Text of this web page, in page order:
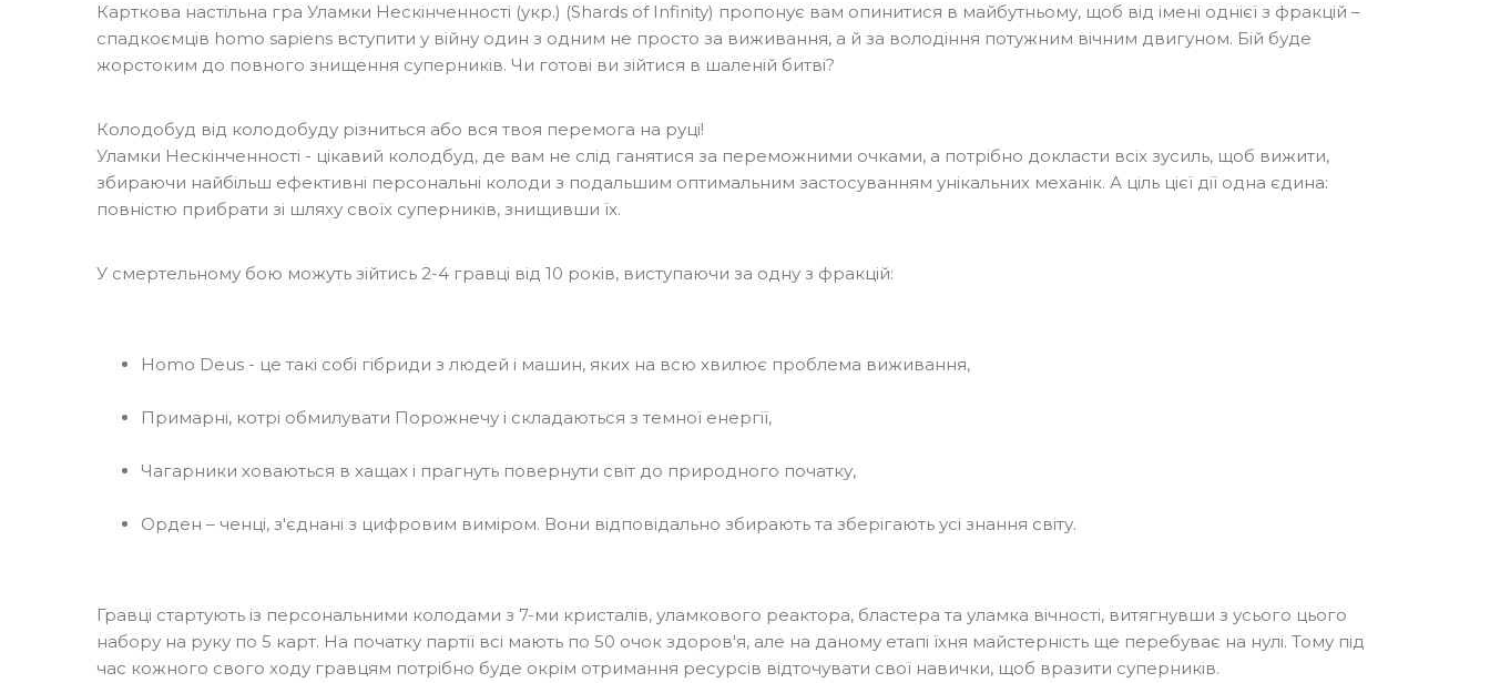
Карткова настільна гра Уламки Нескінченності (укр.) (Shards of Infinity) пропонує вам опинитися в майбутньому, щоб від імені однієї з фракцій –
спадкоємців homo sapiens вступити у війну один з одним не просто за виживання, а й за володіння потужним вічним двигуном. Бій буде
жорстоким до повного знищення суперників. Чи готові ви зійтися в шаленій битві?
Колодобуд від колодобуду різниться або вся твоя перемога на руці!
Уламки Нескінченності - цікавий колодбуд, де вам не слід ганятися за переможними очками, а потрібно докласти всіх зусиль, щоб вижити,
збираючи найбільш ефективні персональні колоди з подальшим оптимальним застосуванням унікальних механік. А ціль цієї дії одна єдина:
повністю прибрати зі шляху своїх суперників, знищивши їх.
У смертельному бою можуть зійтись 2-4 гравці від 10 років, виступаючи за одну з фракцій:
Homo Deus - це такі собі гібриди з людей і машин, яких на всю хвилює проблема виживання,
Примарні, котрі обмилувати Порожнечу і складаються з темної енергії,
Чагарники ховаються в хащах і прагнуть повернути світ до природного початку,
Орден – ченці, з'єднані з цифровим виміром. Вони відповідально збирають та зберігають усі знання світу.
Гравці стартують із персональними колодами з 7-ми кристалів, уламкового реактора, бластера та уламка вічності, витягнувши з усього цього
набору на руку по 5 карт. На початку партії всі мають по 50 очок здоров'я, але на даному етапі їхня майстерність ще перебуває на нулі. Тому під
час кожного свого ходу гравцям потрібно буде окрім отримання ресурсів відточувати свої навички, щоб вразити суперників.